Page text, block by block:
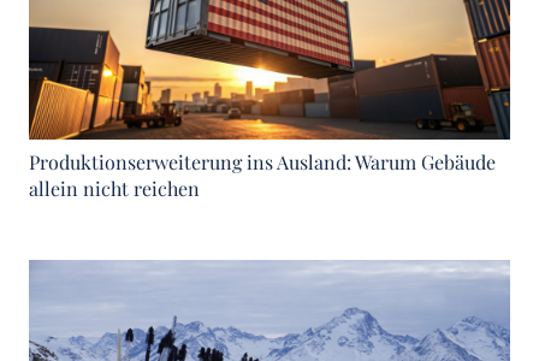
Produktionserweiterung ins Ausland: Warum Gebäude
allein nicht reichen